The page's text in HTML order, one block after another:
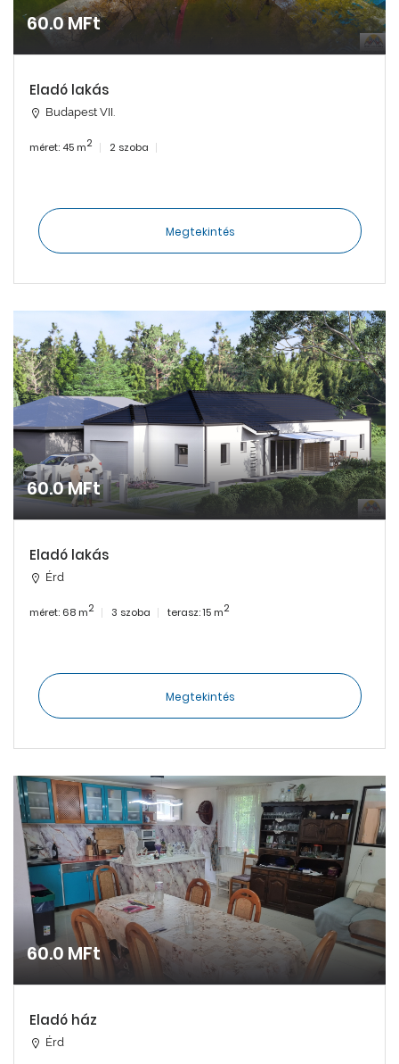
60.0 MFt
Eladó lakás
Budapest VII.
méret: 45 m2 2 szoba
Megtekintés
60.0 MFt
Eladó lakás
Érd
méret: 68 m2 3 szoba terasz: 15 m2
Megtekintés
60.0 MFt
Eladó ház
Érd